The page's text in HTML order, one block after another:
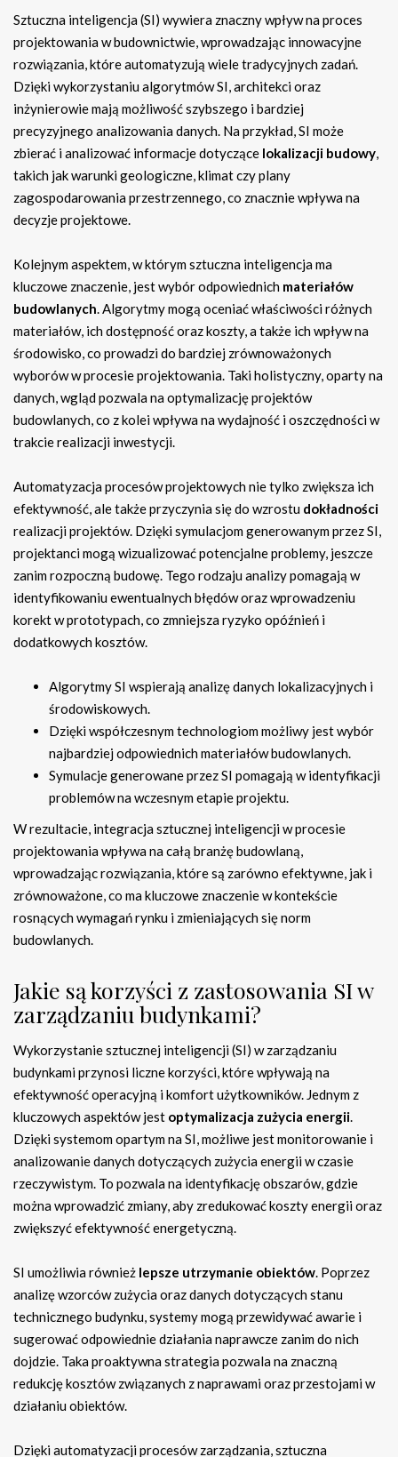
Sztuczna inteligencja (SI) wywiera znaczny wpływ na proces
projektowania w budownictwie, wprowadzając innowacyjne
rozwiązania, które automatyzują wiele tradycyjnych zadań.
Dzięki wykorzystaniu algorytmów SI, architekci oraz
inżynierowie mają możliwość szybszego i bardziej
precyzyjnego analizowania danych. Na przykład, SI może
zbierać i analizować informacje dotyczące lokalizacji budowy,
takich jak warunki geologiczne, klimat czy plany
zagospodarowania przestrzennego, co znacznie wpływa na
decyzje projektowe.
Kolejnym aspektem, w którym sztuczna inteligencja ma
kluczowe znaczenie, jest wybór odpowiednich materiałów
budowlanych. Algorytmy mogą oceniać właściwości różnych
materiałów, ich dostępność oraz koszty, a także ich wpływ na
środowisko, co prowadzi do bardziej zrównoważonych
wyborów w procesie projektowania. Taki holistyczny, oparty na
danych, wgląd pozwala na optymalizację projektów
budowlanych, co z kolei wpływa na wydajność i oszczędności w
trakcie realizacji inwestycji.
Automatyzacja procesów projektowych nie tylko zwiększa ich
efektywność, ale także przyczynia się do wzrostu dokładności
realizacji projektów. Dzięki symulacjom generowanym przez SI,
projektanci mogą wizualizować potencjalne problemy, jeszcze
zanim rozpoczną budowę. Tego rodzaju analizy pomagają w
identyfikowaniu ewentualnych błędów oraz wprowadzeniu
korekt w prototypach, co zmniejsza ryzyko opóźnień i
dodatkowych kosztów.
Algorytmy SI wspierają analizę danych lokalizacyjnych i
środowiskowych.
Dzięki współczesnym technologiom możliwy jest wybór
najbardziej odpowiednich materiałów budowlanych.
Symulacje generowane przez SI pomagają w identyfikacji
problemów na wczesnym etapie projektu.
W rezultacie, integracja sztucznej inteligencji w procesie
projektowania wpływa na całą branżę budowlaną,
wprowadzając rozwiązania, które są zarówno efektywne, jak i
zrównoważone, co ma kluczowe znaczenie w kontekście
rosnących wymagań rynku i zmieniających się norm
budowlanych.
Jakie są korzyści z zastosowania SI w
zarządzaniu budynkami?
Wykorzystanie sztucznej inteligencji (SI) w zarządzaniu
budynkami przynosi liczne korzyści, które wpływają na
efektywność operacyjną i komfort użytkowników. Jednym z
kluczowych aspektów jest optymalizacja zużycia energii.
Dzięki systemom opartym na SI, możliwe jest monitorowanie i
analizowanie danych dotyczących zużycia energii w czasie
rzeczywistym. To pozwala na identyfikację obszarów, gdzie
można wprowadzić zmiany, aby zredukować koszty energii oraz
zwiększyć efektywność energetyczną.
SI umożliwia również lepsze utrzymanie obiektów. Poprzez
analizę wzorców zużycia oraz danych dotyczących stanu
technicznego budynku, systemy mogą przewidywać awarie i
sugerować odpowiednie działania naprawcze zanim do nich
dojdzie. Taka proaktywna strategia pozwala na znaczną
redukcję kosztów związanych z naprawami oraz przestojami w
działaniu obiektów.
Dzięki automatyzacji procesów zarządzania, sztuczna